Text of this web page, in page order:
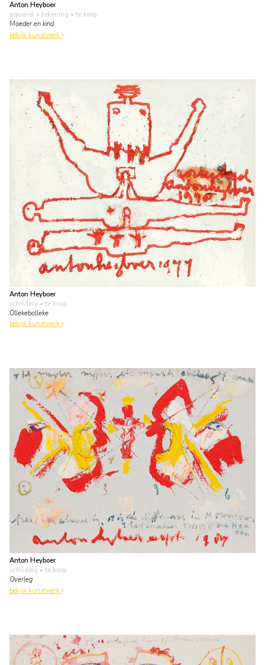
Anton Heyboer
aquarel • tekening • te koop
Moeder en kind
bekijk kunstwerk
Anton Heyboer
schilderij • te koop
Ollekebolleke
bekijk kunstwerk
Anton Heyboer
schilderij • te koop
Overleg
bekijk kunstwerk